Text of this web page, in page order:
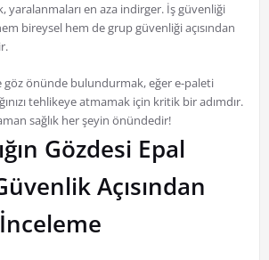
yaralanmaları en aza indirger. İş güvenliği
bireysel hem de grup güvenliği açısından
göz önünde bulundurmak, eğer e-paleti
tehlikeye atmamak için kritik bir adımdır.
sağlık her şeyin önündedir!
Gözdesi Epal
Açısından